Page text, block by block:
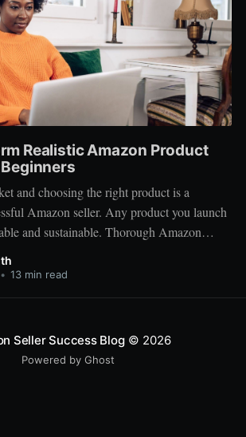
Realistic Amazon Product
and choosing the right product is a
Amazon seller. Any product you launch
and sustainable. Thorough Amazon
vital before going 'all in' on a
launch. For many beginners, this
• 13 min read
Seller Success Blog© 2026
Powered by Ghost